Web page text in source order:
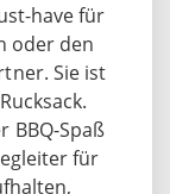
have für
oder den
Sie ist
BBQ-Spaß
für